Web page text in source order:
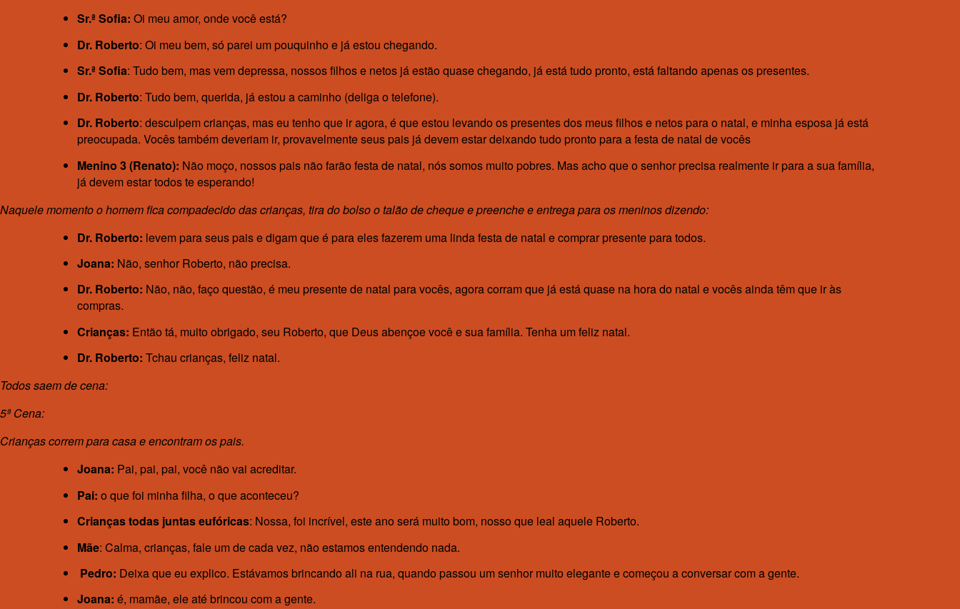
Sr.ª Sofia: Oi meu amor, onde você está?
Dr. Roberto: Oi meu bem, só parei um pouquinho e já estou chegando.
Sr.ª Sofia: Tudo bem, mas vem depressa, nossos filhos e netos já estão quase chegando, já está tudo pronto, está faltando apenas os presentes.
Dr. Roberto: Tudo bem, querida, já estou a caminho (deliga o telefone).
Dr. Roberto: desculpem crianças, mas eu tenho que ir agora, é que estou levando os presentes dos meus filhos e netos para o natal, e minha esposa já está
preocupada. Vocês também deveriam ir, provavelmente seus pais já devem estar deixando tudo pronto para a festa de natal de vocês
Menino 3 (Renato): Não moço, nossos pais não farão festa de natal, nós somos muito pobres. Mas acho que o senhor precisa realmente ir para a sua família,
já devem estar todos te esperando!
Naquele momento o homem fica compadecido das crianças, tira do bolso o talão de cheque e preenche e entrega para os meninos dizendo:
Dr. Roberto: levem para seus pais e digam que é para eles fazerem uma linda festa de natal e comprar presente para todos.
Joana: Não, senhor Roberto, não precisa.
Dr. Roberto: Não, não, faço questão, é meu presente de natal para vocês, agora corram que já está quase na hora do natal e vocês ainda têm que ir às
compras.
Crianças: Então tá, muito obrigado, seu Roberto, que Deus abençoe você e sua família. Tenha um feliz natal.
Dr. Roberto: Tchau crianças, feliz natal.
Todos saem de cena:
5ª Cena:
Crianças correm para casa e encontram os pais.
Joana: Pai, pai, pai, você não vai acreditar.
Pai: o que foi minha filha, o que aconteceu?
Crianças todas juntas eufóricas: Nossa, foi incrível, este ano será muito bom, nosso que leal aquele Roberto.
Mãe: Calma, crianças, fale um de cada vez, não estamos entendendo nada.
Pedro: Deixa que eu explico. Estávamos brincando ali na rua, quando passou um senhor muito elegante e começou a conversar com a gente.
Joana: é, mamãe, ele até brincou com a gente.